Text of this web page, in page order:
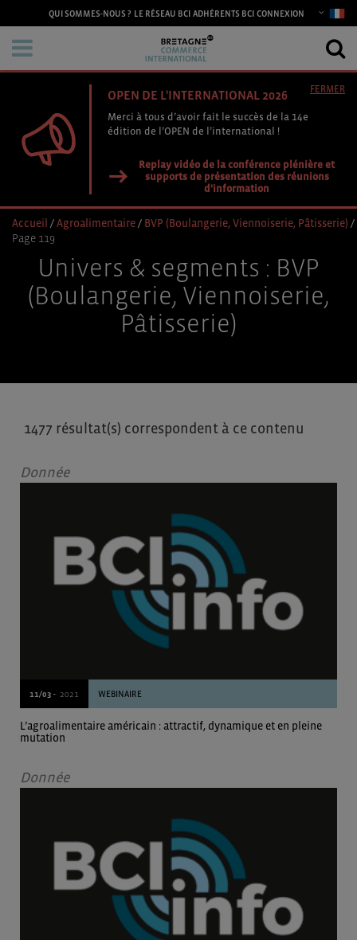
QUI SOMMES-NOUS ? LE RÉSEAU BCI ADHÉRENTS BCI CONNEXION
OPEN DE L'INTERNATIONAL 2026
Merci à tous d’avoir fait le succès de la 14e
édition de l’OPEN de l’international !
Replay vidéo de la conférence plénière et
supports de présentation des réunions
d'information
FERMER
Accueil /Agroalimentaire/ BVP (Boulangerie, Viennoiserie, Pâtisserie) /
Page 119
Univers & segments : BVP
(Boulangerie, Viennoiserie,
Pâtisserie)
1477 résultat(s) correspondent à ce contenu
Donnée
11/03 - 2021 WEBINAIRE
L’agroalimentaire américain : attractif, dynamique et en pleine
mutation
Donnée